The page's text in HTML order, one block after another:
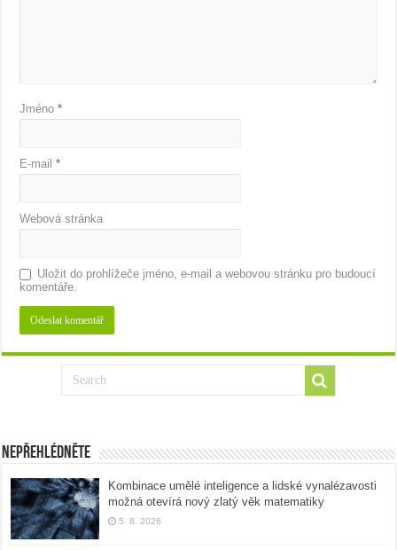
Jméno*
E-mail*
Webová stránka
Uložit do prohlížeče jméno, e-mail a webovou stránku pro budoucí
komentáře.
Nepřehlédněte
Kombinace umělé inteligence a lidské vynalézavosti
možná otevírá nový zlatý věk matematiky
5. 8. 2026